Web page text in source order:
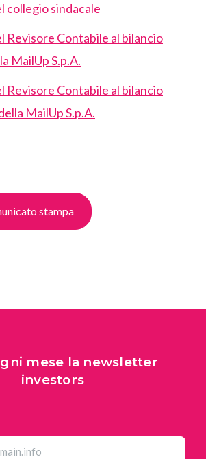
collegio sindacale
Revisore Contabile al bilancio
MailUp S.p.A.
Revisore Contabile al bilancio
MailUp S.p.A.
stampa
mese la newsletter
investors